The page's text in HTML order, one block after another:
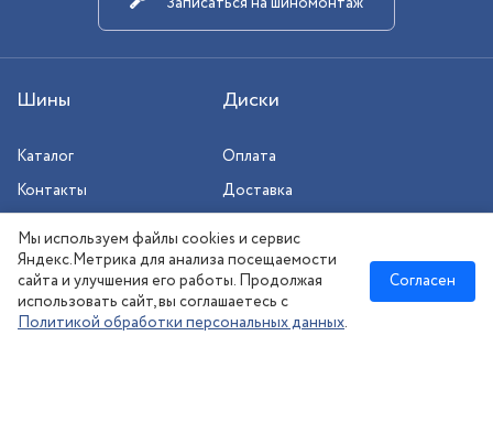
Шины Диски
Каталог
Контакты
Оплата
Доставка
Сезонное хранение
Новосибирск:
Мы используем файлы cookies и сервис
Яндекс.Метрика для анализа посещаемости
сайта и улучшения его работы. Продолжая
использовать сайт, вы соглашаетесь с
Политикой обработки персональных данных.
Согласен